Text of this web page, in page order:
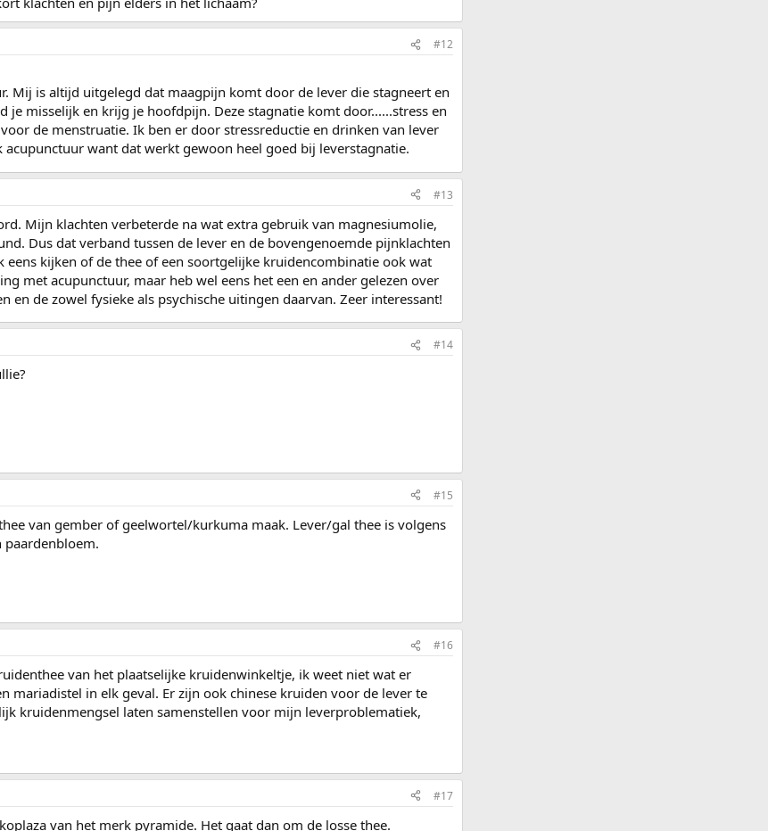
#12
Mij is altijd uitgelegd dat maagpijn komt door de lever die stagneert en
je misselijk en krijg je hoofdpijn. Deze stagnatie komt door......stress en
de menstruatie. Ik ben er door stressreductie en drinken van lever
want dat werkt gewoon heel goed bij leverstagnatie.
#13
Mijn klachten verbeterde na wat extra gebruik van magnesiumolie,
Dus dat verband tussen de lever en de bovengenoemde pijnklachten
eens kijken of de thee of een soortgelijke kruidencombinatie ook wat
met acupunctuur, maar heb wel eens het een en ander gelezen over
en de zowel fysieke als psychische uitingen daarvan. Zeer interessant!
#14
#15
van gember of geelwortel/kurkuma maak. Lever/gal thee is volgens
#16
van het plaatselijke kruidenwinkeltje, ik weet niet wat er
mariadistel in elk geval. Er zijn ook chinese kruiden voor de lever te
kruidenmengsel laten samenstellen voor mijn leverproblematiek,
#17
van het merk pyramide. Het gaat dan om de losse thee.